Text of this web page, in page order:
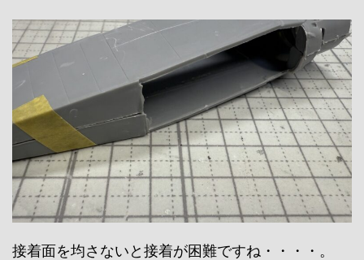
接着面を均さないと接着が困難ですね・・・・。